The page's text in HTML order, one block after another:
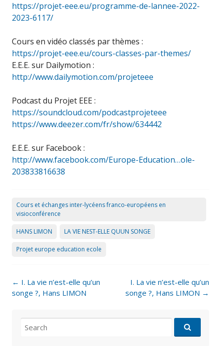
https://projet-eee.eu/programme-de-lannee-2022-
2023-6117/
Cours en vidéo classés par thèmes :
https://projet-eee.eu/cours-classes-par-themes/
E.E.E. sur Dailymotion :
http://www.dailymotion.com/projeteee
Podcast du Projet EEE :
https://soundcloud.com/podcastprojeteee
https://www.deezer.com/fr/show/634442
E.E.E. sur Facebook :
http://www.facebook.com/Europe-Education…ole-
203833816638
Cours et échanges inter-lycéens franco-européens en
visioconférence
HANS LIMON LA VIE NEST-ELLE QUUN SONGE
Projet europe education ecole
Post
navigation
← I. La vie n’est-elle qu’un
songe ?, Hans LIMON
I. La vie n’est-elle qu’un
songe ?, Hans LIMON →
for: